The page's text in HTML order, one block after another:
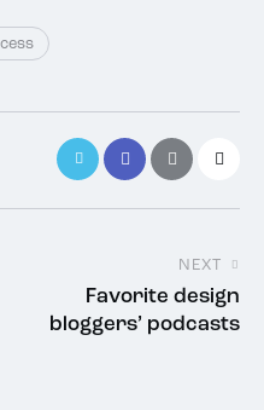
NEXT
Favorite design
bloggers’ podcasts